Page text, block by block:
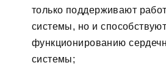
только поддерживают
системы, но и
функционированию
системы;